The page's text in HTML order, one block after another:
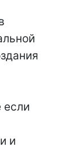
если
и